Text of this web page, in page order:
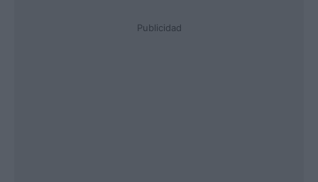
Publicidad